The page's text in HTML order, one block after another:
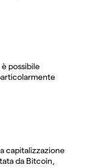
possibile
capitalizzazione
da Bitcoin,